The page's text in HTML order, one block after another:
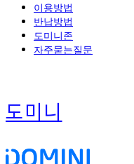
이용방법
반납방법
도미니존
자주묻는질문
도미니